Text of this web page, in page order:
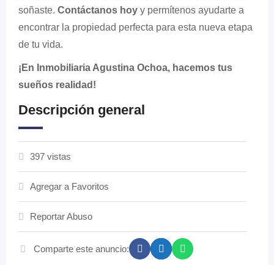
soñaste. Contáctanos hoy y permítenos ayudarte a
encontrar la propiedad perfecta para esta nueva etapa
de tu vida.
¡En Inmobiliaria Agustina Ochoa, hacemos tus
sueños realidad!
Descripción general
397 vistas
Agregar a Favoritos
Reportar Abuso
Comparte este anuncio: